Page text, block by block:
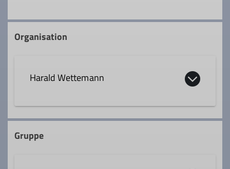
Organisation
Harald Wettemann
0163 1663021
Gruppe